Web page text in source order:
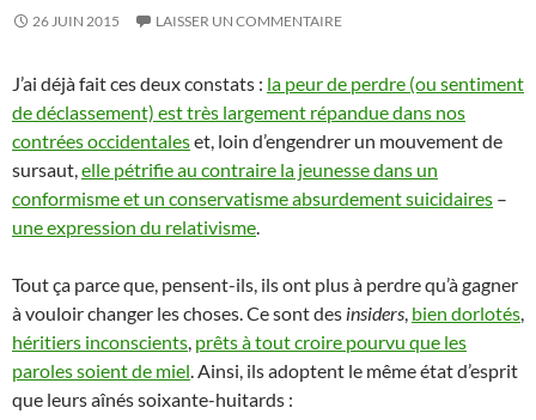
26 JUIN 2015 LAISSER UN COMMENTAIRE
J’ai déjà fait ces deux constats : la peur de perdre (ou sentiment
de déclassement) est très largement répandue dans nos
contrées occidentaleset, loin d’engendrer un mouvement de
sursaut,elle pétrifie au contraire la jeunesse dans un
conformisme et un conservatisme absurdement suicidaires –
une expression du relativisme.
Tout ça parce que, pensent-ils, ils ont plus à perdre qu’à gagner
à vouloir changer les choses. Ce sont des insiders, bien dorlotés,
héritiers inconscients, prêts à tout croire pourvu que les
paroles soient de miel. Ainsi, ils adoptent le même état d’esprit
que leurs aînés soixante-huitards :